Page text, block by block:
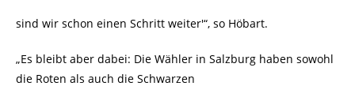
sind wir schon einen Schritt weiter'“, so Höbart.
„Es bleibt aber dabei: Die Wähler in Salzburg haben sowohl
die Roten als auch die Schwarzen